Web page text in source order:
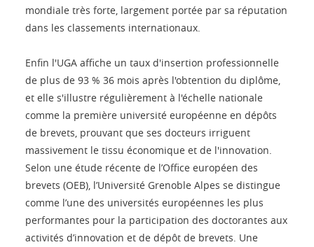
mondiale très forte, largement portée par sa réputation
dans les classements internationaux.
Enfin l'UGA affiche un taux d'insertion professionnelle
de plus de 93 % 36 mois après l'obtention du diplôme,
et elle s'illustre régulièrement à l'échelle nationale
comme la première université européenne en dépôts
de brevets, prouvant que ses docteurs irriguent
massivement le tissu économique et de l'innovation.
Selon une étude récente de l’Office européen des
brevets (OEB), l’Université Grenoble Alpes se distingue
comme l’une des universités européennes les plus
performantes pour la participation des doctorantes aux
activités d’innovation et de dépôt de brevets. Une